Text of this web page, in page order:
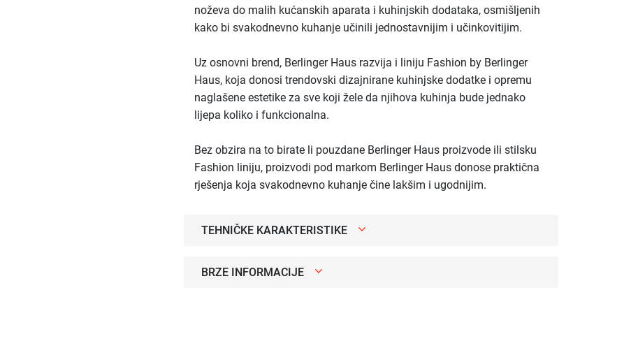
noževa do malih kućanskih aparata i kuhinjskih dodataka, osmišljenih
kako bi svakodnevno kuhanje učinili jednostavnijim i učinkovitijim.
Uz osnovni brend, Berlinger Haus razvija i liniju Fashion by Berlinger
Haus, koja donosi trendovski dizajnirane kuhinjske dodatke i opremu
naglašene estetike za sve koji žele da njihova kuhinja bude jednako
lijepa koliko i funkcionalna.
Bez obzira na to birate li pouzdane Berlinger Haus proizvode ili stilsku
Fashion liniju, proizvodi pod markom Berlinger Haus donose praktična
rješenja koja svakodnevno kuhanje čine lakšim i ugodnijim.
TEHNIČKE KARAKTERISTIKE
BRZE INFORMACIJE